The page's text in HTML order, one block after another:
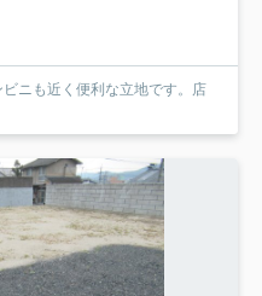
ニも近く便利な立地です。店